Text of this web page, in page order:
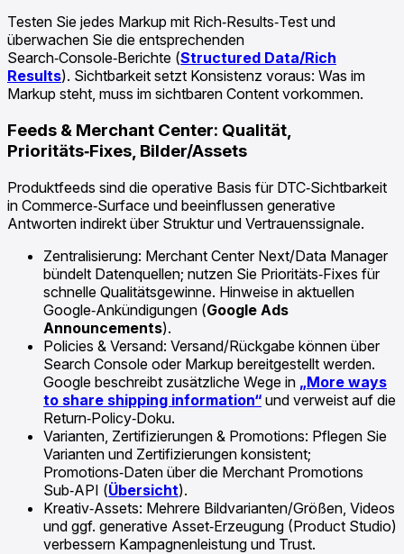
Testen Sie jedes Markup mit Rich‑Results‑Test und
überwachen Sie die entsprechenden
Search‑Console‑Berichte (Structured Data/Rich
Results). Sichtbarkeit setzt Konsistenz voraus: Was im
Markup steht, muss im sichtbaren Content vorkommen.
Feeds & Merchant Center: Qualität,
Prioritäts‑Fixes, Bilder/Assets
Produktfeeds sind die operative Basis für DTC‑Sichtbarkeit
in Commerce‑Surface und beeinflussen generative
Antworten indirekt über Struktur und Vertrauenssignale.
Zentralisierung: Merchant Center Next/Data Manager
bündelt Datenquellen; nutzen Sie Prioritäts‑Fixes für
schnelle Qualitätsgewinne. Hinweise in aktuellen
Google‑Ankündigungen (Google Ads
Announcements).
Policies & Versand: Versand/Rückgabe können über
Search Console oder Markup bereitgestellt werden.
Google beschreibt zusätzliche Wege in „More ways
to share shipping information“ und verweist auf die
Return‑Policy‑Doku.
Varianten, Zertifizierungen & Promotions: Pflegen Sie
Varianten und Zertifizierungen konsistent;
Promotions‑Daten über die Merchant Promotions
Sub‑API (Übersicht).
Kreativ‑Assets: Mehrere Bildvarianten/Größen, Videos
und ggf. generative Asset‑Erzeugung (Product Studio)
verbessern Kampagnenleistung und Trust.